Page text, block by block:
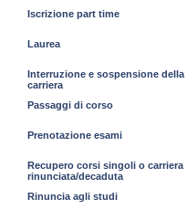
Iscrizione part time
Laurea
Interruzione e sospensione della
carriera
Passaggi di corso
Prenotazione esami
Recupero corsi singoli o carriera
rinunciata/decaduta
Rinuncia agli studi